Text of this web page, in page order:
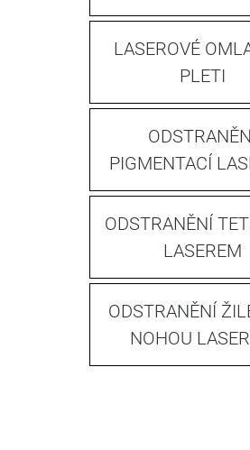
LASEROVÉ
PLETI
PIGMENTACÍ
ODSTRANĚNÍ
LASEREM
ODSTRANĚNÍ
NOHOU